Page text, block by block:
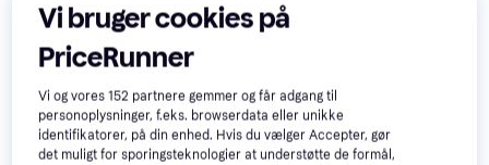
50+
Vi bruger cookies på
PriceRunner
Vi og vores152 partnere gemmer og får adgang til
personoplysninger, f.eks. browserdata eller unikke
identifikatorer, på din enhed. Hvis du vælger Accepter, gør
det muligt for sporingsteknologier at understøtte de formål,